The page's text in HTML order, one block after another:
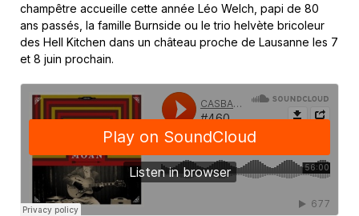
champêtre accueille cette année Léo Welch, papi de 80
ans passés, la famille Burnside ou le trio helvète bricoleur
des Hell Kitchen dans un château proche de Lausanne les 7
et 8 juin prochain.